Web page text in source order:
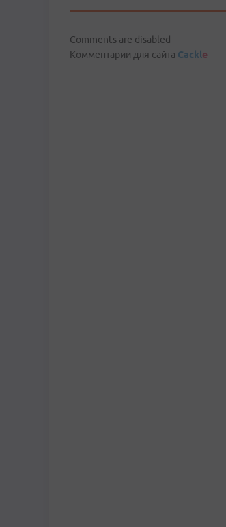
Comments are disabled
Комментарии для сайта Cackle